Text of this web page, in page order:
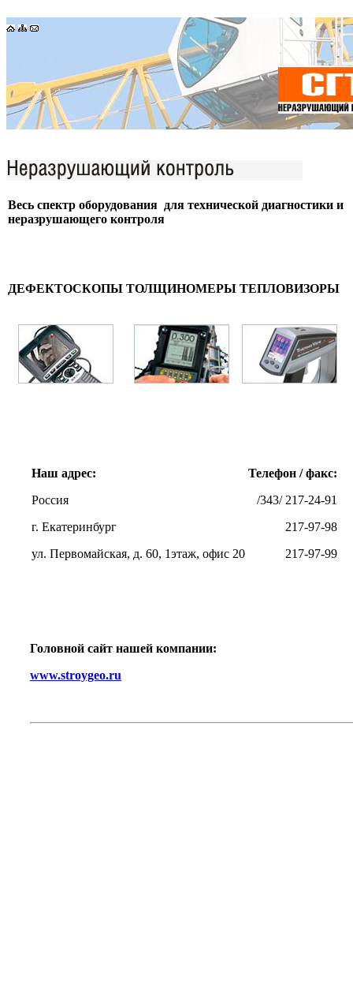
Весь спектр оборудования для технической диагностики и
неразрушающего контроля
ДЕФЕКТОСКОПЫ ТОЛЩИНОМЕРЫ ТЕПЛОВИЗОРЫ
Наш адрес:
Россия
г. Екатеринбург
ул. Первомайская, д. 60, 1этаж, офис 20
Телефон / факс:
/343/ 217-24-91
217-97-98
217-97-99
Головной сайт нашей компании:
www.stroygeo.ru